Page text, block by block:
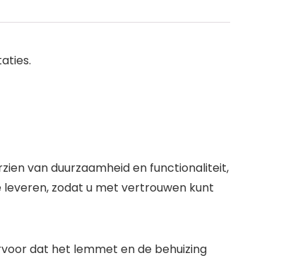
van duurzaamheid en functionaliteit,
zodat u met vertrouwen kunt
dat het lemmet en de behuizing